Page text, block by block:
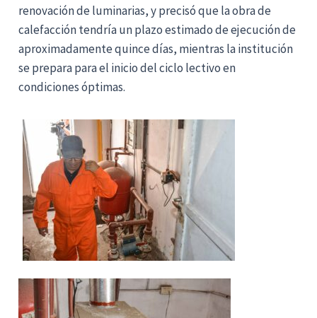
renovación de luminarias, y precisó que la obra de
calefacción tendría un plazo estimado de ejecución de
aproximadamente quince días, mientras la institución
se prepara para el inicio del ciclo lectivo en
condiciones óptimas.